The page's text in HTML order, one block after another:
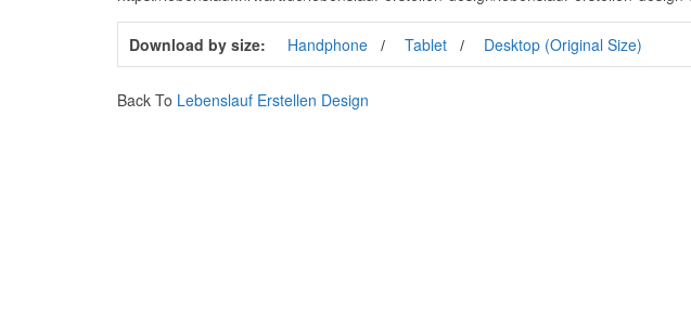
Download by size: Handphone Tablet Desktop (Original Size)
Back To Lebenslauf Erstellen Design